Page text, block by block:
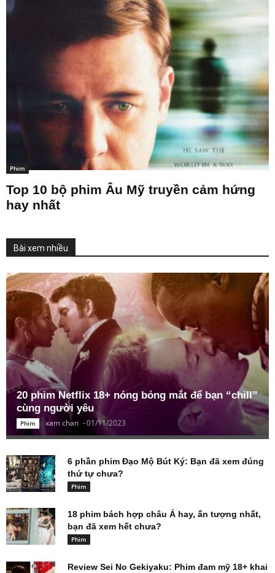
Phim
Top 10 bộ phim Âu Mỹ truyền cảm hứng
hay nhất
Bài xem nhiều
20 phim Netflix 18+ nóng bỏng mắt để bạn “chill”
cùng người yêu
Phim xam chan -01/11/2023
6 phần phim Đạo Mộ Bút Ký: Bạn đã xem đúng
thứ tự chưa?
Phim
18 phim bách hợp châu Á hay, ấn tượng nhất,
bạn đã xem hết chưa?
Phim
Review Sei No Gekiyaku: Phim đam mỹ 18+ khai